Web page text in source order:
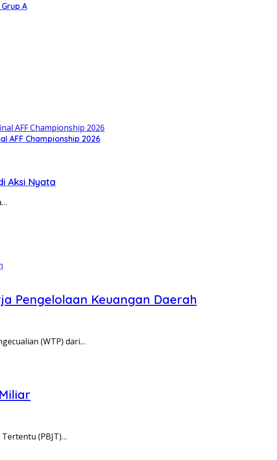
A
AFF Championship 2026
Aksi Nyata
Pengelolaan Keuangan Daerah
(WTP) dari…
(PBJT)…